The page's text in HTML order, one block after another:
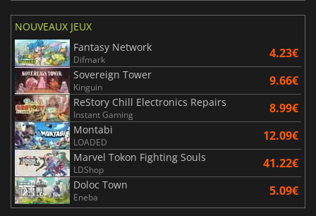
NOUVEAUX JEUX
Fantasy Network
Difmark 4.23€
Sovereign Tower
Kinguin 9.66€
ReStory Chill Electronics Repairs
Instant Gaming 8.99€
Montabi
LOADED 12.09€
Marvel Tokon Fighting Souls
LDShop 41.22€
Doloc Town
Eneba 5.09€